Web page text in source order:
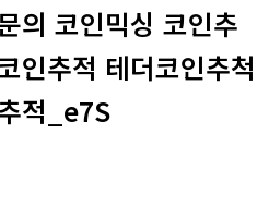
의 코인믹싱 코인추
인추적 테더코인추척
적_e7S